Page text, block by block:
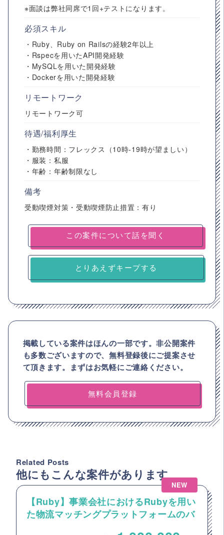
※面談は弊社同席で1回+テストになります。
必須スキル
・Ruby、Ruby on Railsの経験2年以上
・Rspecを用いたAPI開発経験
・MySQLを用いた開発経験
・Dockerを用いた開発経験
リモートワーク
リモートワーク可
待遇/福利厚生
・勤務時間：フレックス（10時-19時が望ましい）
・服装：私服
・年齢：年齢制限なし
備考
受動喫煙対策・受動喫煙防止措置：有り
とりあえずキープする
掲載している案件はほんの一部です。非公開案件
も多数ございますので、無料登録後にご提案させ
て頂きます。まずはお気軽にご連絡ください。
無料会員登録
Related Posts
他にもこんな案件があります
NEW
【Ruby】事業会社におけるRubyを用い
た物流マッチングプラットフォームのバ